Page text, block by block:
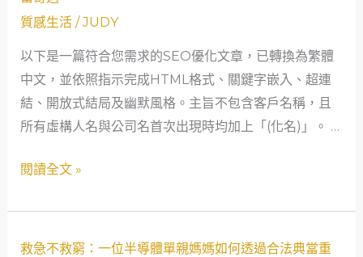
成
社
會
安
全
質感生活/JUDY
以下是一篇符合您需求的SEO優化文章，已轉換為繁體
中文，並依照指示完成HTML格式、關鍵字嵌入、超連
結、開放式結局及幽默風格。主旨不包含客戶名稱，且
所有虛構人名與公司名首次出現時均加上「(化名)」。 …
救
窮：
當
鋪
的
暖
——
閱讀全文 »
救急不救窮：一位半導體單親媽媽如何透過合法典當重
救